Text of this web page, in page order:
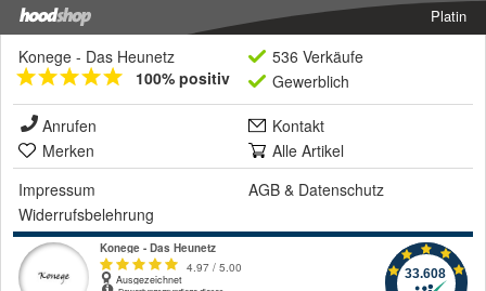
Platin
Konege - Das Heunetz
100% positiv
536 Verkäufe
Gewerblich
Anrufen
Kontakt
Merken
Alle Artikel
Impressum
AGB & Datenschutz
Widerrufsbelehrung